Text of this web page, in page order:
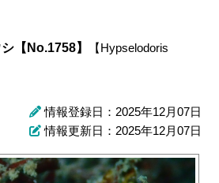
【No.1758】
【Hypselodoris
情報登録日：2025年12月07日
情報更新日：2025年12月07日